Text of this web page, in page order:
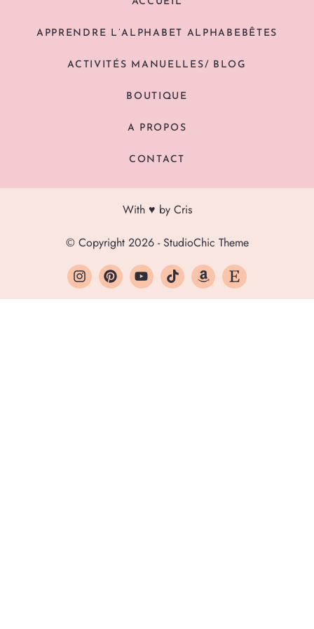
APPRENDRE L’ALPHABET ALPHABEBÊTES
ACTIVITÉS MANUELLES/ BLOG
BOUTIQUE
A PROPOS
CONTACT
With ♥ by Cris
© Copyright 2026 - StudioChic Theme